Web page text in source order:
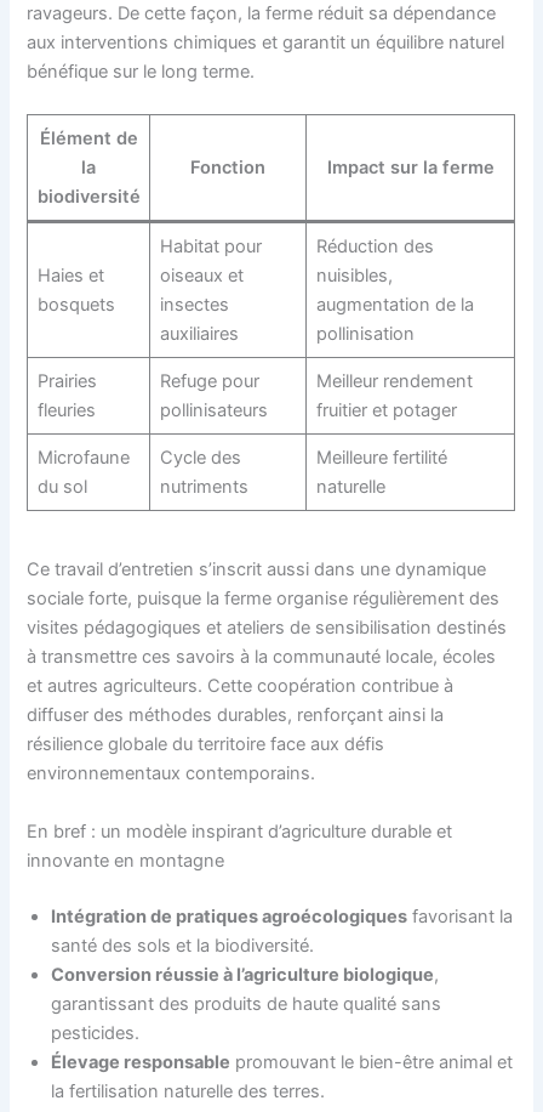
ravageurs. De cette façon, la ferme réduit sa dépendance
aux interventions chimiques et garantit un équilibre naturel
bénéfique sur le long terme.
Élément de
la
biodiversité
Fonction Impact sur la ferme
Haies et
bosquets
Habitat pour
oiseaux et
insectes
auxiliaires
Réduction des
nuisibles,
augmentation de la
pollinisation
Prairies
fleuries
Refuge pour
pollinisateurs
Meilleur rendement
fruitier et potager
Microfaune
du sol
Cycle des
nutriments
Meilleure fertilité
naturelle
Ce travail d’entretien s’inscrit aussi dans une dynamique
sociale forte, puisque la ferme organise régulièrement des
visites pédagogiques et ateliers de sensibilisation destinés
à transmettre ces savoirs à la communauté locale, écoles
et autres agriculteurs. Cette coopération contribue à
diffuser des méthodes durables, renforçant ainsi la
résilience globale du territoire face aux défis
environnementaux contemporains.
En bref : un modèle inspirant d’agriculture durable et
innovante en montagne
Intégration de pratiques agroécologiques favorisant la
santé des sols et la biodiversité.
Conversion réussie à l’agriculture biologique,
garantissant des produits de haute qualité sans
pesticides.
Élevage responsable promouvant le bien-être animal et
la fertilisation naturelle des terres.